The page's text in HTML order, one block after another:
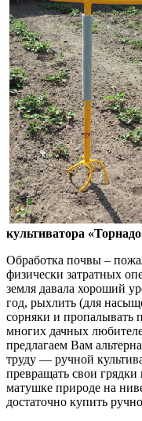
культиватора
Обработка почвы –
физически затратных
земля давала хороший
год, рыхлить (для
сорняки и пропалывать
многих дачных
предлагаем Вам
труду — ручной
превращать свои
матушке природе на
достаточно купить